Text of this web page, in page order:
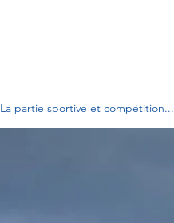
La partie sportive et compétition...